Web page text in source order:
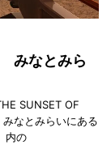
みなとみら
SUNSET OF
なとみらいにある
内の